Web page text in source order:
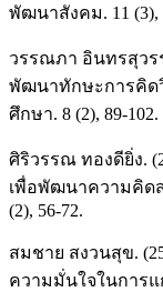
พัฒนาสังคม. 11 (3),
วรรณภา อินทรสุวร
พัฒนาทักษะการคิด
ศึกษา. 8 (2), 89-102.
ศิริวรรณ ทองดียิ่ง.
เพื่อพัฒนาความคิด
(2), 56-72.
สมชาย สงวนสุข.
ความมั่นใจในการ